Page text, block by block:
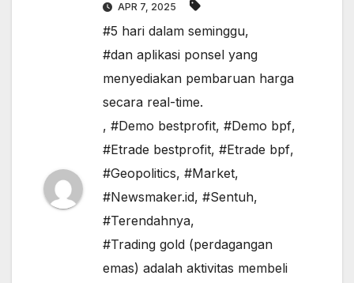
APR 7, 2025
#5 hari dalam seminggu,
#dan aplikasi ponsel yang
menyediakan pembaruan harga
secara real-time.
, #Demo bestprofit, #Demo bpf,
#Etrade bestprofit, #Etrade bpf,
#Geopolitics, #Market,
#Newsmaker.id, #Sentuh,
#Terendahnya,
#Trading gold (perdagangan
emas) adalah aktivitas membeli